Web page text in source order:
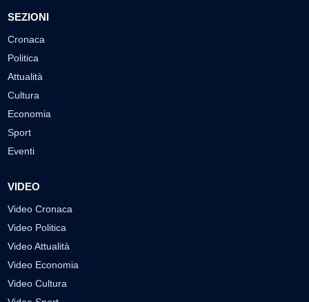
SEZIONI
Cronaca
Politica
Attualità
Cultura
Economia
Sport
Eventi
VIDEO
Video Cronaca
Video Politica
Video Attualità
Video Economia
Video Cultura